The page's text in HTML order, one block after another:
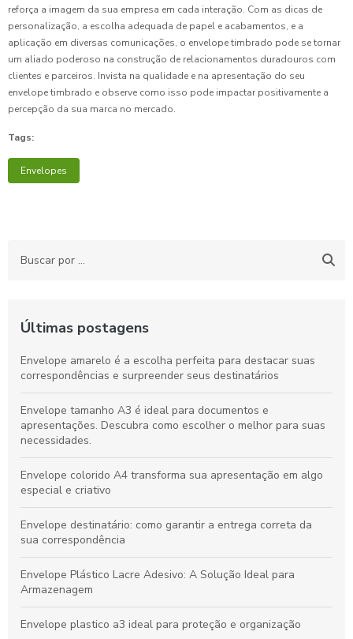
reforça a imagem da sua empresa em cada interação. Com as dicas de
personalização, a escolha adequada de papel e acabamentos, e a
aplicação em diversas comunicações, o envelope timbrado pode se tornar
um aliado poderoso na construção de relacionamentos duradouros com
clientes e parceiros. Invista na qualidade e na apresentação do seu
envelope timbrado e observe como isso pode impactar positivamente a
percepção da sua marca no mercado.
Tags:
Envelopes
Últimas postagens
Envelope amarelo é a escolha perfeita para destacar suas
correspondências e surpreender seus destinatários
Envelope tamanho A3 é ideal para documentos e
apresentações. Descubra como escolher o melhor para suas
necessidades.
Envelope colorido A4 transforma sua apresentação em algo
especial e criativo
Envelope destinatário: como garantir a entrega correta da
sua correspondência
Envelope Plástico Lacre Adesivo: A Solução Ideal para
Armazenagem
Envelope plastico a3 ideal para proteção e organização